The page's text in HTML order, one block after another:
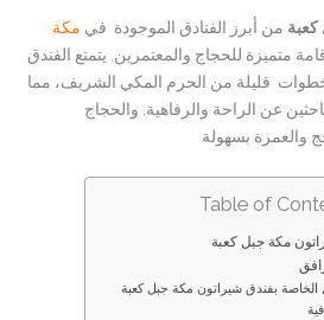
من أبرز الفنادق الموجودة في مكة
متميزة للحجاج والمعتمرين. يتمتع الفندق
قليلة من الحرم المكي الشريف، مما
عن الراحة والرفاهية. والحجاج
والعمرة بسهولة
Table of
مكة جبل كعبة
الخاصة بفندق شيراتون مكة جبل كعبة